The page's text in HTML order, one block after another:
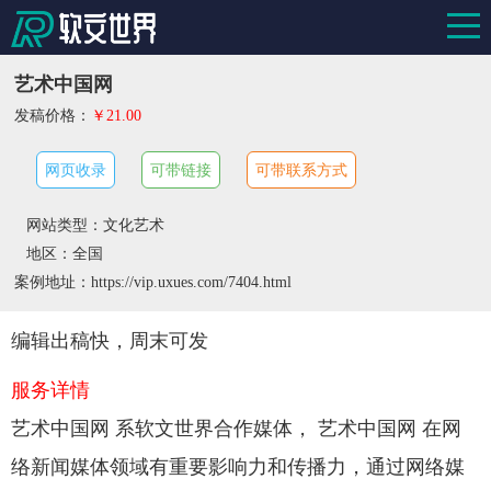
艺术中国网
发稿价格： ￥21.00
网页收录 可带链接 可带联系方式
网站类型：文化艺术
地区：全国
案例地址：https://vip.uxues.com/7404.html
编辑出稿快，周末可发
服务详情
艺术中国网 系软文世界合作媒体， 艺术中国网 在网
络新闻媒体领域有重要影响力和传播力，通过网络媒